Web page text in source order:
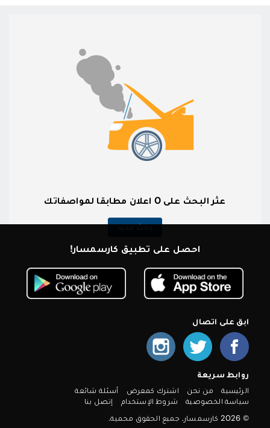
عثر البحث على 0 اعلان مطابقا لمواصفاتك
بحث جديد
احصل على تطبيق كارسمسار!
ابق على اتصال
روابط سريعة
الرئيسية من نحن اشترك كمعرض
أسئلة شائعة
سياسة الخصوصية
شروط الإستخدام
إتصل بنا
© 2026 كارسمسار. جميع الحقوق محمية.